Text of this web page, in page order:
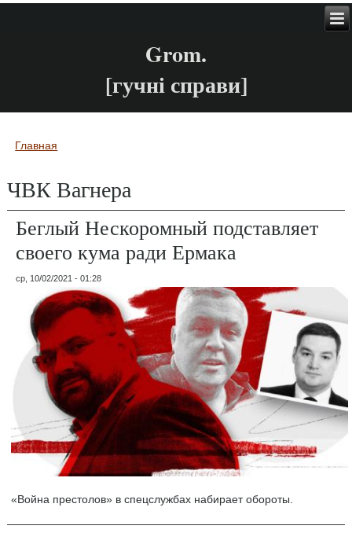
Grom.
[гучні справи]
Вы здесь
Главная
ЧВК Вагнера
Беглый Нескоромный подставляет
своего кума ради Ермака
ср, 10/02/2021 - 01:28
«Война престолов» в спецслужбах набирает обороты.